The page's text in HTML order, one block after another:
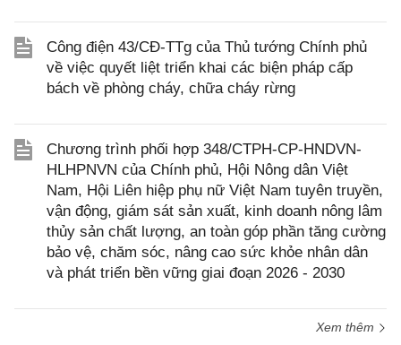
Công điện 43/CĐ-TTg của Thủ tướng Chính phủ
về việc quyết liệt triển khai các biện pháp cấp
bách về phòng cháy, chữa cháy rừng
Chương trình phối hợp 348/CTPH-CP-HNDVN-
HLHPNVN của Chính phủ, Hội Nông dân Việt
Nam, Hội Liên hiệp phụ nữ Việt Nam tuyên truyền,
vận động, giám sát sản xuất, kinh doanh nông lâm
thủy sản chất lượng, an toàn góp phần tăng cường
bảo vệ, chăm sóc, nâng cao sức khỏe nhân dân
và phát triển bền vững giai đoạn 2026 - 2030
Xem thêm